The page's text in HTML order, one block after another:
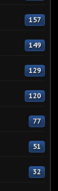
157
149
129
120
77
51
32